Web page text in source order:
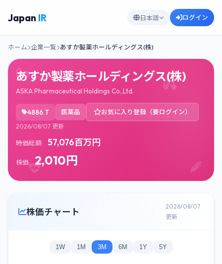
Japan IR 日本語 ログイン
ホーム 企業一覧 あすか製薬ホールディングス(株)
あすか製薬ホールディングス(株)
ASKA Pharmaceutical Holdings Co.,Ltd.
4886.T 医薬品 お気に入り登録（要ログイン）
2026/08/07 更新
時価総額: 57,076百万円
株価: 2,010円
株価チャート
2026/08/07
更新
1W 1M 3M 6M 1Y 5Y